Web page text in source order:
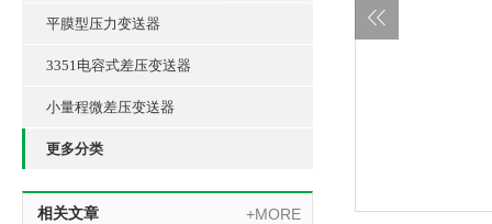
平膜型压力变送器
3351电容式差压变送器
小量程微差压变送器
更多分类
相关文章 +MORE